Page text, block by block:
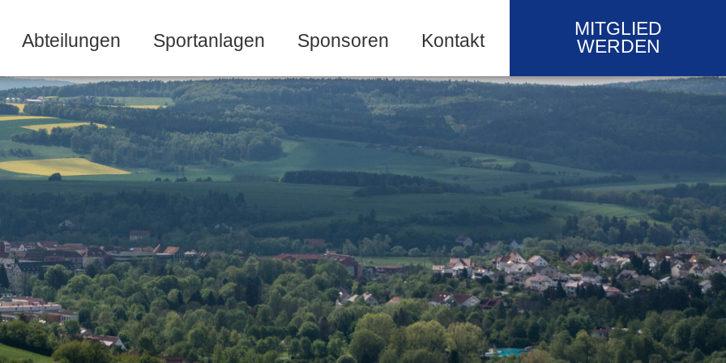
Abteilungen Sportanlagen Sponsoren Kontakt
MITGLIED
WERDEN